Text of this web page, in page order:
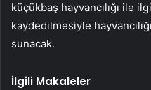
küçükbaş hayvancılığı ile
kaydedilmesiyle
sunacak.
İlgili Makaleler